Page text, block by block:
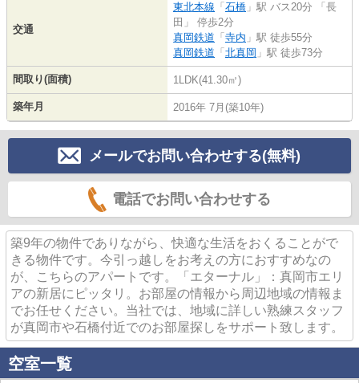
交通
東北本線 「 石橋 」駅 バス20分 「長
田」 停歩2分
真岡鉄道 「 寺内 」駅 徒歩55分
真岡鉄道 「 北真岡 」駅 徒歩73分
間取り(面積) 1LDK(41.30㎡)
築年月 2016年 7月(築10年)
メールでお問い合わせする(無料)
電話でお問い合わせする
築9年の物件でありながら、快適な生活をおくることがで
きる物件です。今引っ越しをお考えの方におすすめなの
が、こちらのアパートです。「エターナル」：真岡市エリ
アの新居にピッタリ。お部屋の情報から周辺地域の情報ま
でお任せください。当社では、地域に詳しい熟練スタッフ
が真岡市や石橋付近でのお部屋探しをサポート致します。
空室一覧